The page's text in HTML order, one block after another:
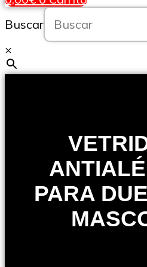
Buscar
×
PARA